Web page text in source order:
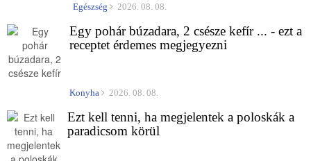
Egészség 2026. 08. 08.
Egy pohár búzadara, 2 csésze kefír ... - ezt a
receptet érdemes megjegyezni
Konyha 2026. 08. 08.
Ezt kell tenni, ha megjelentek a poloskák a
paradicsom körül